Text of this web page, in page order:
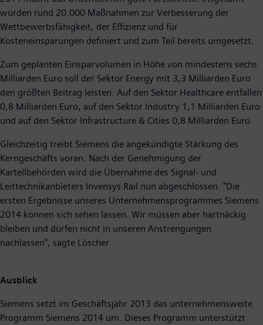
wurden rund 20.000 Maßnahmen zur Verbesserung der
Wettbewerbsfähigkeit, der Effizienz und für
Kosteneinsparungen definiert und zum Teil bereits umgesetzt.
Zum geplanten Einsparvolumen in Höhe von mindestens sechs
Milliarden Euro soll der Sektor Energy mit 3,3 Milliarden Euro
den größten Beitrag leisten. Auf den Sektor Healthcare entfallen
0,8 Milliarden Euro, auf den Sektor Industry 1,1 Milliarden Euro
und auf den Sektor Infrastructure & Cities 0,8 Milliarden Euro.
Gleichzeitig treibt Siemens die angekündigte Stärkung des
Kerngeschäfts voran. Nach der Genehmigung der
Kartellbehörden wird die Übernahme des Signal- und
Leittechnikanbieters Invensys Rail nun abgeschlossen. "Die
ersten Ergebnisse unseres Unternehmensprogrammes Siemens
2014 können sich sehen lassen. Wir müssen aber hartnäckig
bleiben und dürfen nicht in unseren Anstrengungen
nachlassen", sagte Löscher.
Ausblick
Siemens setzt im Geschäftsjahr 2013 das unternehmensweite
Programm Siemens 2014 um. Dieses Programm unterstützt